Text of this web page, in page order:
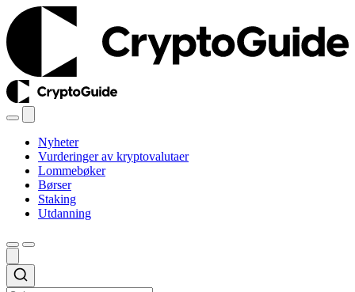
Nyheter
Vurderinger av kryptovalutaer
Lommebøker
Børser
Staking
Utdanning